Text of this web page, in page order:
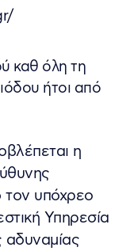
καθ όλη τη
ήτοι από
η
υπόχρεο
Υπηρεσία
αδυναμίας